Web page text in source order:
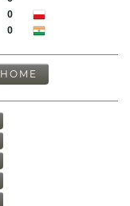
0
0
HOME